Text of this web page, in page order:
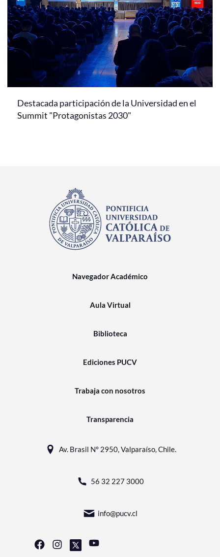
Destacada participación de la Universidad en el
Summit "Protagonistas 2030"
Navegador Académico
Aula Virtual
Biblioteca
Ediciones PUCV
Trabaja con nosotros
Transparencia
Av. Brasil N° 2950, Valparaíso, Chile.
56 32 227 3000
info@pucv.cl